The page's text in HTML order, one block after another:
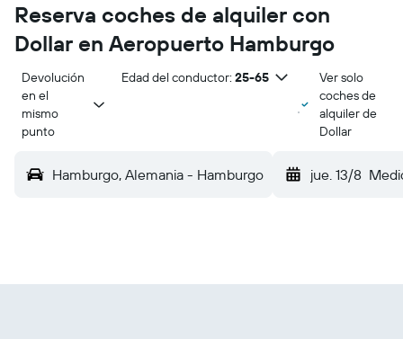
Reserva coches de alquiler con
Dollar en Aeropuerto Hamburgo
Devolución
en el
mismo
punto
Edad del conductor: 25-65
Ver solo
coches de
alquiler de
Dollar
Hamburgo, Alemania - Hamburgo jue. 13/8